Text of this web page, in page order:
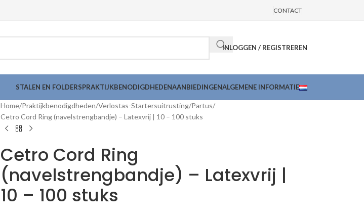
CONTACT
INLOGGEN / REGISTREREN
STALEN EN FOLDERSPRAKTIJKBENODIGDHEDENAANBIEDINGENALGEMENE INFORMATIE
Home Praktijkbenodigdheden Verlostas-Startersuitrusting Partus
Cetro Cord Ring (navelstrengbandje) – Latexvrij | 10 – 100 stuks
Cetro Cord Ring
(navelstrengbandje) – Latexvrij |
10 – 100 stuks